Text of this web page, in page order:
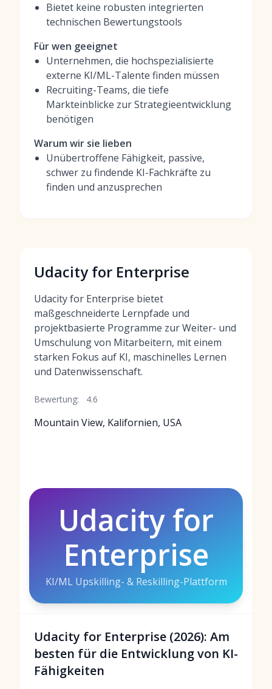
Bietet keine robusten integrierten
technischen Bewertungstools
Für wen geeignet
Unternehmen, die hochspezialisierte
externe KI/ML-Talente finden müssen
Recruiting-Teams, die tiefe
Markteinblicke zur Strategieentwicklung
benötigen
Warum wir sie lieben
Unübertroffene Fähigkeit, passive,
schwer zu findende KI-Fachkräfte zu
finden und anzusprechen
Udacity for Enterprise
Udacity for Enterprise bietet
maßgeschneiderte Lernpfade und
projektbasierte Programme zur Weiter- und
Umschulung von Mitarbeitern, mit einem
starken Fokus auf KI, maschinelles Lernen
und Datenwissenschaft.
Bewertung: 4.6
Mountain View, Kalifornien, USA
Udacity for
Enterprise
KI/ML Upskilling- & Reskilling-Plattform
Udacity for Enterprise (2026): Am
besten für die Entwicklung von KI-
Fähigkeiten